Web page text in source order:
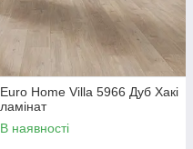
Euro Home Villa 5966 Дуб Хакі
ламінат
В наявності